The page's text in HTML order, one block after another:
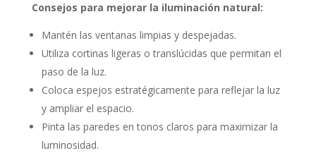
Consejos para mejorar la iluminación natural:
Mantén las ventanas limpias y despejadas.
Utiliza cortinas ligeras o translúcidas que permitan el
paso de la luz.
Coloca espejos estratégicamente para reflejar la luz
y ampliar el espacio.
Pinta las paredes en tonos claros para maximizar la
luminosidad.